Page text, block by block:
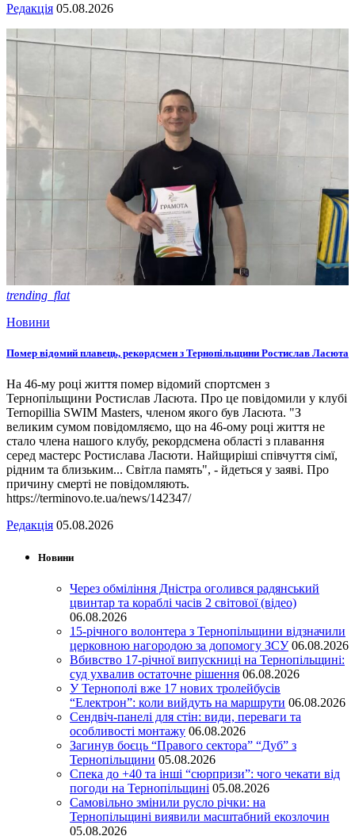
Редакція 05.08.2026
trending_flat
Новини
Помер відомий плавець, рекордсмен з Тернопільщини Ростислав Ласюта
На 46-му році життя помер відомий спортсмен з
Тернопільщини Ростислав Ласюта. Про це повідомили у клубі
Ternopillia SWIM Masters, членом якого був Ласюта. "З
великим сумом повідомляємо, що на 46-ому році життя не
стало члена нашого клубу, рекордсмена області з плавання
серед мастерс Ростислава Ласюти. Найщиріші співчуття сімї,
рідним та близьким... Світла память", - йдеться у заяві. Про
причину смерті не повідомляють.
https://terminovo.te.ua/news/142347/
Редакція 05.08.2026
Новини
Через обміління Дністра оголився радянський
цвинтар та кораблі часів 2 світової (відео)
06.08.2026
15-річного волонтера з Тернопільщини відзначили
церковною нагородою за допомогу ЗСУ 06.08.2026
Вбивство 17-річної випускниці на Тернопільщині:
суд ухвалив остаточне рішення 06.08.2026
У Тернополі вже 17 нових тролейбусів
“Електрон”: коли вийдуть на маршрути 06.08.2026
Сендвіч-панелі для стін: види, переваги та
особливості монтажу 06.08.2026
Загинув боєць “Правого сектора” “Дуб” з
Тернопільщини 05.08.2026
Спека до +40 та інші “сюрпризи”: чого чекати від
погоди на Тернопільщині 05.08.2026
Самовільно змінили русло річки: на
Тернопільщині виявили масштабний екозлочин
05.08.2026